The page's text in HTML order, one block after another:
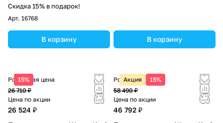
белый
Скидка 15% в подарок!
Арт. 16768
В корзину В корзину
15%
Розничная цена
26 710 ₽
Цена по акции
26 524 ₽
Акция 15%
Розничная цена
58 490 ₽
Цена по акции
46 792 ₽